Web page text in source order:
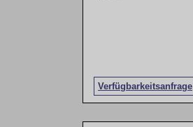
Verfügbarkeitsanfrage